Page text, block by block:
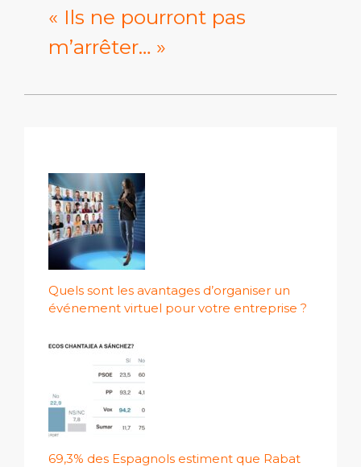
« Ils ne pourront pas
m’arrêter… »
Quels sont les avantages d’organiser un
événement virtuel pour votre entreprise ?
69,3% des Espagnols estiment que Rabat